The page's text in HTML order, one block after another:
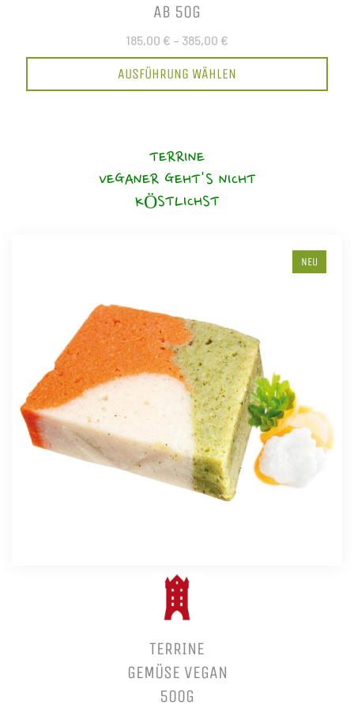
AB 50G
185,00 € – 385,00 €
AUSFÜHRUNG WÄHLEN
TERRINE
VEGANER GEHT'S NICHT
KÖSTLICHST
NEU
TERRINE
GEMÜSE VEGAN
500G